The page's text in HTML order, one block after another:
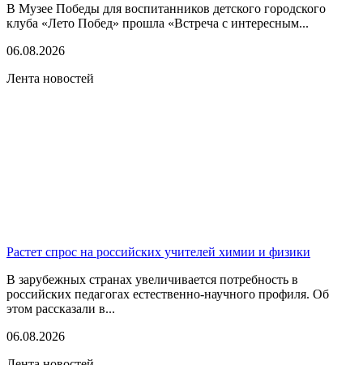
В Музее Победы для воспитанников детского городского
клуба «Лето Побед» прошла «Встреча с интересным...
06.08.2026
Лента новостей
Растет спрос на российских учителей химии и физики
В зарубежных странах увеличивается потребность в
российских педагогах естественно-научного профиля. Об
этом рассказали в...
06.08.2026